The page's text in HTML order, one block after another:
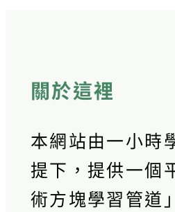
關於這裡
本網站由一小時
提下，提供一個
術方塊學習管道